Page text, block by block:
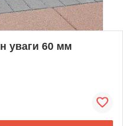
уваги 60 мм